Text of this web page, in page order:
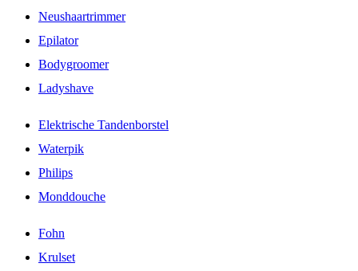
Neushaartrimmer
Epilator
Bodygroomer
Ladyshave
Elektrische Tandenborstel
Waterpik
Philips
Monddouche
Fohn
Krulset